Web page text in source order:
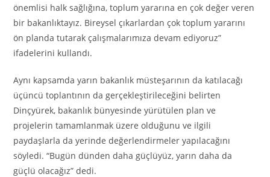
önemlisi halk sağlığına, toplum yararına en çok değer veren
bir bakanlıktayız. Bireysel çıkarlardan çok toplum yararını
ön planda tutarak çalışmalarımıza devam ediyoruz”
ifadelerini kullandı.
Aynı kapsamda yarın bakanlık müsteşarının da katılacağı
üçüncü toplantının da gerçekleştirileceğini belirten
Dinçyürek, bakanlık bünyesinde yürütülen plan ve
projelerin tamamlanmak üzere olduğunu ve ilgili
paydaşlarla da yerinde değerlendirmeler yapılacağını
söyledi. “Bugün dünden daha güçlüyüz, yarın daha da
güçlü olacağız” dedi.